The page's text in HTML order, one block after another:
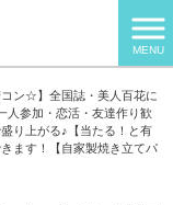
MENU
ン☆】全国誌・美人百花に
人参加・恋活・友達作り歓
り上がる♪【当たる！と有
ます！【自家製焼き立てパ